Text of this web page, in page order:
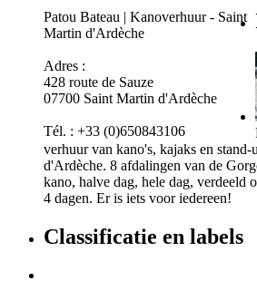
Patou Bateau | Kanoverhuur - Saint
Martin d'Ardèche
Adres :
428 route de Sauze
07700 Saint Martin d'Ardèche
Tél. : +33 (0)650843106
verhuur van kano's, kajaks en
d'Ardèche. 8 afdalingen van de
kano, halve dag, hele dag, verdeeld
4 dagen. Er is iets voor iedereen!
Classificatie en labels